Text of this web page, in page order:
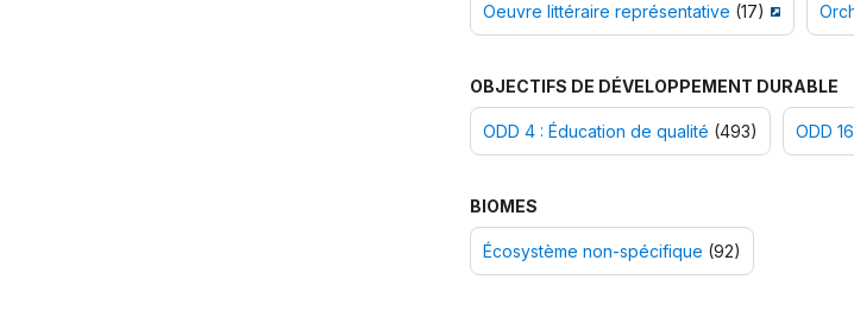
Oeuvre littéraire représentative (17)
OBJECTIFS DE DÉVELOPPEMENT DURABLE
ODD 4 : Éducation de qualité (493) ODD
BIOMES
Écosystème non-spécifique (92)